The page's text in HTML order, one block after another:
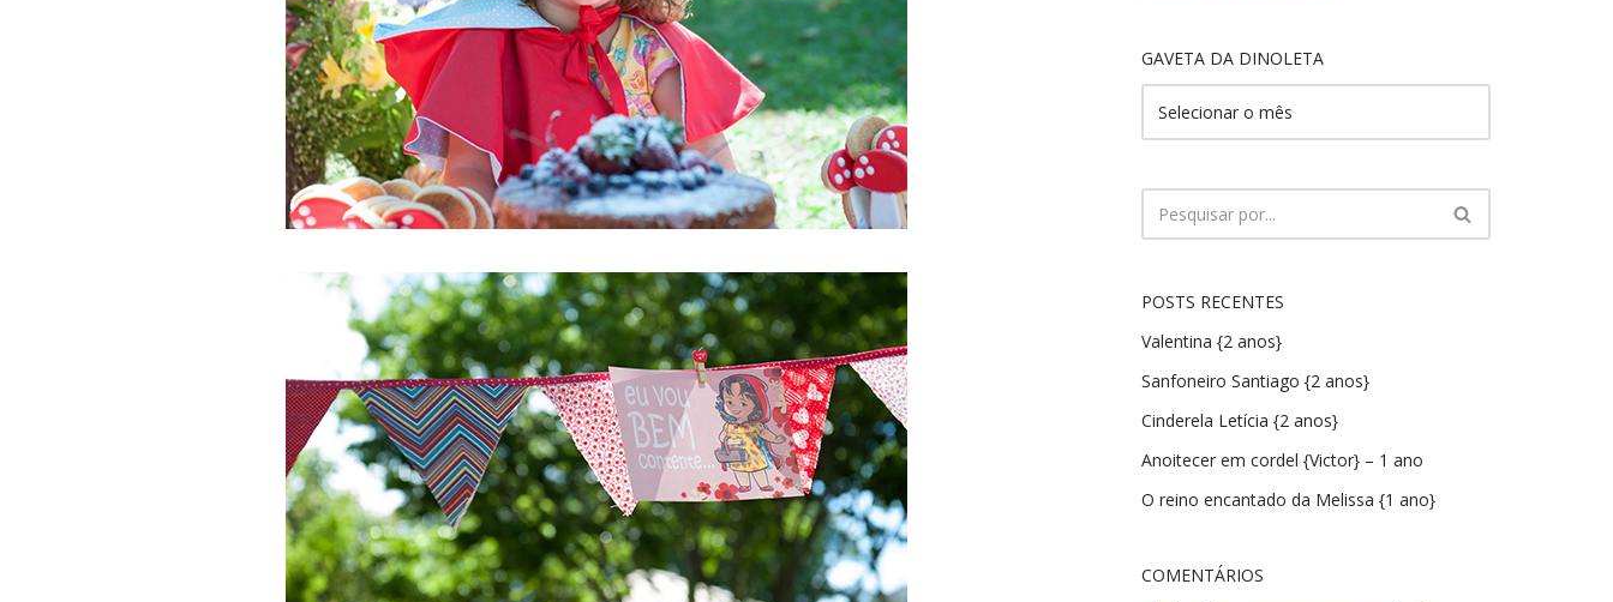
GAVETA DA DINOLETA
POSTS RECENTES
Valentina {2 anos}
Sanfoneiro Santiago {2 anos}
Cinderela Letícia {2 anos}
Anoitecer em cordel {Victor} – 1 ano
O reino encantado da Melissa {1 ano}
COMENTÁRIOS